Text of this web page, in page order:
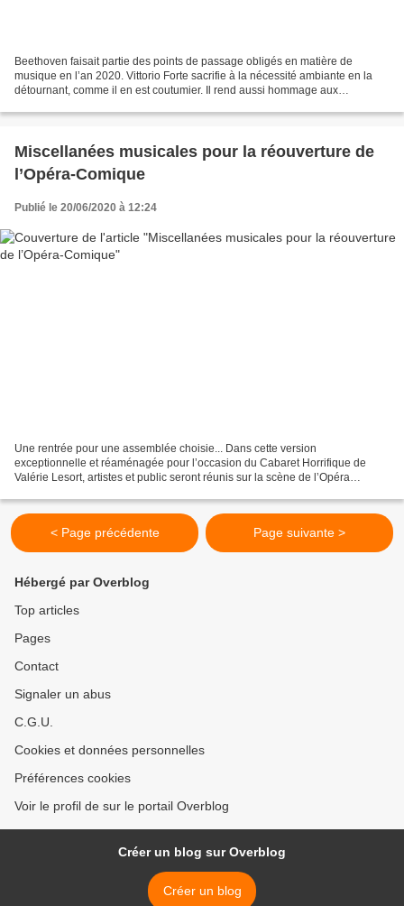
Beethoven faisait partie des points de passage obligés en matière de
musique en l’an 2020. Vittorio Forte sacrifie à la nécessité ambiante en la
détournant, comme il en est coutumier. Il rend aussi hommage aux
Miscellanées musicales pour la réouverture de
l’Opéra-Comique
Publié le 20/06/2020 à 12:24
Une rentrée pour une assemblée choisie... Dans cette version
exceptionnelle et réaménagée pour l’occasion du Cabaret Horrifique de
Valérie Lesort, artistes et public seront réunis sur la scène de l’Opéra
< Page précédente Page suivante >
Hébergé par Overblog
Top articles
Pages
Contact
Signaler un abus
C.G.U.
Cookies et données personnelles
Préférences cookies
Voir le profil de sur le portail Overblog
Créer un blog sur Overblog
Créer un blog